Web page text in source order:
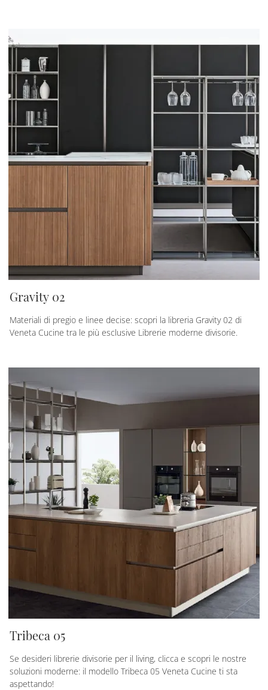
Gravity 02
Materiali di pregio e linee decise: scopri la libreria Gravity 02 di
Veneta Cucine tra le più esclusive Librerie moderne divisorie.
Tribeca 05
Se desideri librerie divisorie per il living, clicca e scopri le nostre
soluzioni moderne: il modello Tribeca 05 Veneta Cucine ti sta
aspettando!